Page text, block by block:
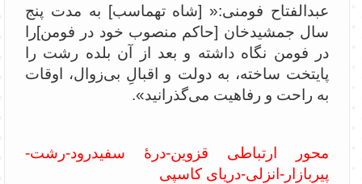
عبدالفتاح فومنی:« [شاه تهماسب] به مدت پنج
سال جمشیدخان [حاکم منصوب خود در فومن]را
در فومن نگاه داشته و بعد از آن بلده رشت را
پایتخت ساخته، به دولت و اقبالِ بی‌زوال، اوقات
به راحت و رفاهیت می‌گذرانید».
محور ارتباطی قزوین-درۀ سفیدرود-رشت-
پیربازار-انزلی-دریای کاسپی